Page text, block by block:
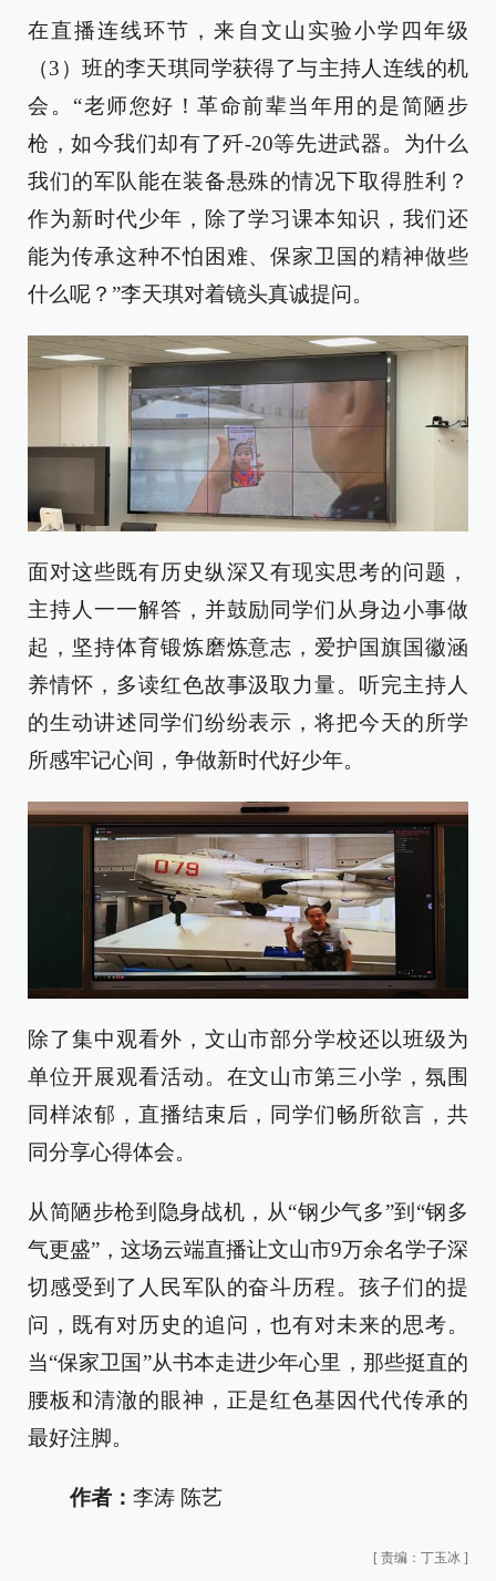
在直播连线环节，来自文山实验小学四年级
（3）班的李天琪同学获得了与主持人连线的机
会。“老师您好！革命前辈当年用的是简陋步
枪，如今我们却有了歼-20等先进武器。为什么
我们的军队能在装备悬殊的情况下取得胜利？
作为新时代少年，除了学习课本知识，我们还
能为传承这种不怕困难、保家卫国的精神做些
什么呢？”李天琪对着镜头真诚提问。
面对这些既有历史纵深又有现实思考的问题，
主持人一一解答，并鼓励同学们从身边小事做
起，坚持体育锻炼磨炼意志，爱护国旗国徽涵
养情怀，多读红色故事汲取力量。听完主持人
的生动讲述同学们纷纷表示，将把今天的所学
所感牢记心间，争做新时代好少年。
除了集中观看外，文山市部分学校还以班级为
单位开展观看活动。在文山市第三小学，氛围
同样浓郁，直播结束后，同学们畅所欲言，共
同分享心得体会。
从简陋步枪到隐身战机，从“钢少气多”到“钢多
气更盛”，这场云端直播让文山市9万余名学子深
切感受到了人民军队的奋斗历程。孩子们的提
问，既有对历史的追问，也有对未来的思考。
当“保家卫国”从书本走进少年心里，那些挺直的
腰板和清澈的眼神，正是红色基因代代传承的
最好注脚。
作者： 李涛 陈艺
[ 责编：丁玉冰 ]